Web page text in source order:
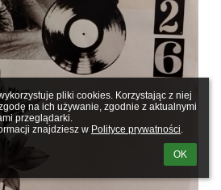
pliki cookies. Korzystając z niej
na ich używanie, zgodnie z aktualnymi
przeglądarki.
znajdziesz w Polityce prywatności.
OK